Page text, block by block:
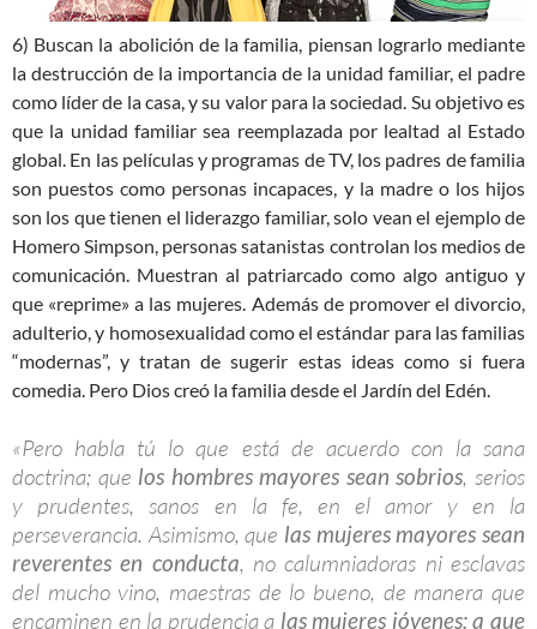
6) Buscan la abolición de la familia, piensan lograrlo mediante
la destrucción de la importancia de la unidad familiar, el padre
como líder de la casa, y su valor para la sociedad. Su objetivo es
que la unidad familiar sea reemplazada por lealtad al Estado
global. En las películas y programas de TV, los padres de familia
son puestos como personas incapaces, y la madre o los hijos
son los que tienen el liderazgo familiar, solo vean el ejemplo de
Homero Simpson, personas satanistas controlan los medios de
comunicación. Muestran al patriarcado como algo antiguo y
que «reprime» a las mujeres. Además de promover el divorcio,
adulterio, y homosexualidad como el estándar para las familias
“modernas”, y tratan de sugerir estas ideas como si fuera
comedia. Pero Dios creó la familia desde el Jardín del Edén.
«Pero habla tú lo que está de acuerdo con la sana
doctrina; que los hombres mayores sean sobrios, serios
y prudentes, sanos en la fe, en el amor y en la
perseverancia. Asimismo, que las mujeres mayores sean
reverentes en conducta, no calumniadoras ni esclavas
del mucho vino, maestras de lo bueno, de manera que
encaminen en la prudencia a las mujeres jóvenes: a que